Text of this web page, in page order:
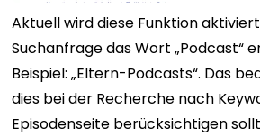
Aktuell wird diese Funktion
Suchanfrage das Wort „Podcast“
Beispiel: „Eltern-Podcasts“. Das
dies bei der Recherche nach
Episodenseite berücksichtigen